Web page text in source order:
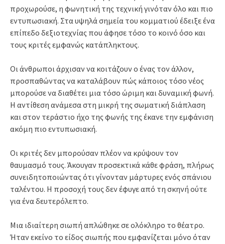
προχωρούσε, η φωνητική της τεχνική γινόταν όλο και πιο
εντυπωσιακή. Στα υψηλά σημεία του κομματιού έδειξε ένα
επίπεδο δεξιοτεχνίας που άφησε τόσο το κοινό όσο και
τους κριτές εμφανώς κατάπληκτους.
Οι άνθρωποι άρχισαν να κοιτάζουν ο ένας τον άλλον,
προσπαθώντας να καταλάβουν πώς κάποιος τόσο νέος
μπορούσε να διαθέτει μια τόσο ώριμη και δυναμική φωνή.
Η αντίθεση ανάμεσα στη μικρή της σωματική διάπλαση
και στον τεράστιο ήχο της φωνής της έκανε την εμφάνιση
ακόμη πιο εντυπωσιακή.
Οι κριτές δεν μπορούσαν πλέον να κρύψουν τον
θαυμασμό τους. Άκουγαν προσεκτικά κάθε φράση, πλήρως
συνειδητοποιώντας ότι γίνονταν μάρτυρες ενός σπάνιου
ταλέντου. Η προσοχή τους δεν έφυγε από τη σκηνή ούτε
για ένα δευτερόλεπτο.
Μια ιδιαίτερη σιωπή απλώθηκε σε ολόκληρο το θέατρο.
Ήταν εκείνο το είδος σιωπής που εμφανίζεται μόνο όταν